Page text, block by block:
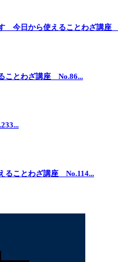
今日から使えることわざ講座
ことわざ講座 No.86...
ることわざ講座 No.114...